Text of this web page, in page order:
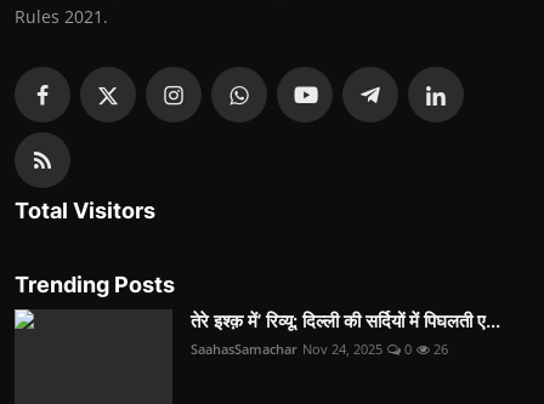
Rules 2021.
Total Visitors
Trending Posts
तेरे इश्क़ में’ रिव्यू: दिल्ली की सर्दियों में पिघलती ए...
SaahasSamachar Nov 24, 2025 0 26